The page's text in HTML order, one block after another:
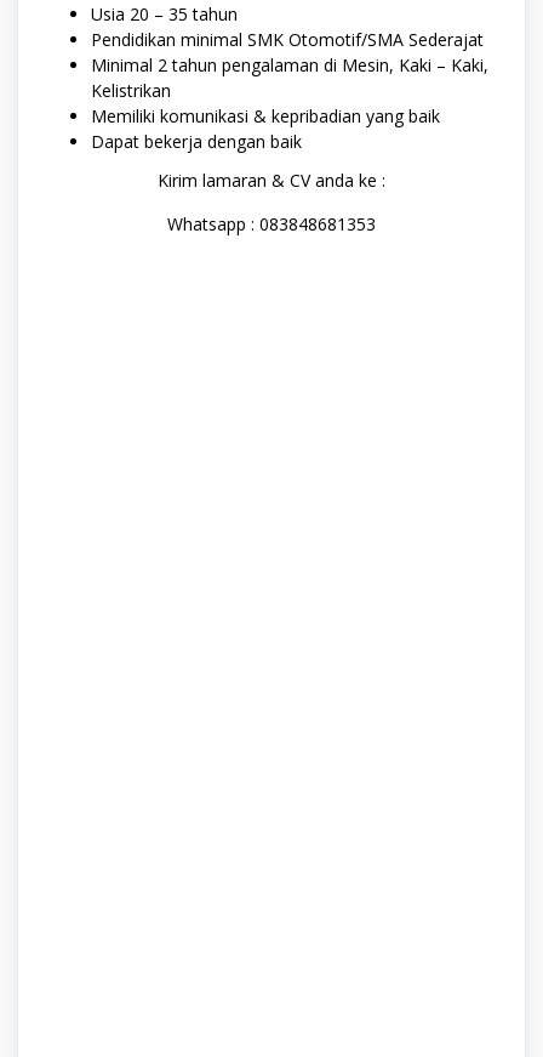
Usia 20 – 35 tahun
Pendidikan minimal SMK Otomotif/SMA Sederajat
Minimal 2 tahun pengalaman di Mesin, Kaki – Kaki,
Kelistrikan
Memiliki komunikasi & kepribadian yang baik
Dapat bekerja dengan baik
Kirim lamaran & CV anda ke :
Whatsapp : 083848681353